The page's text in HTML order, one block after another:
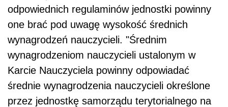
odpowiednich regulaminów jednostki powinny
one brać pod uwagę wysokość średnich
wynagrodzeń nauczycieli. "Średnim
wynagrodzeniom nauczycieli ustalonym w
Karcie Nauczyciela powinny odpowiadać
średnie wynagrodzenia nauczycieli określone
przez jednostkę samorządu terytorialnego na